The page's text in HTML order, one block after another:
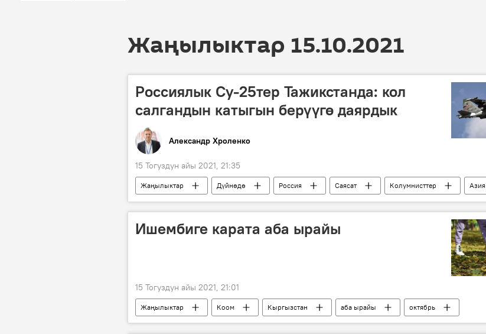
Жаңылыктар 15.10.2021
Россиялык Су-25тер Тажикстанда: кол
салгандын катыгын берүүгө даярдык
Александр Хроленко
15 Тогуздун айы 2021, 21:35
Жаңылыктар Дүйнөдө Россия Саясат Колумнисттер
Азия
Тажикстан
Афганистан Сирия согушкер
"Талибан" кыймылы
Ишембиге карата аба ырайы
15 Тогуздун айы 2021, 21:01
Жаңылыктар Коом Кыргызстан аба ырайы октябрь